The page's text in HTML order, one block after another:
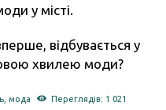
у місті.
відбувається у
хвилею моди?
,мода Переглядів: 1 021